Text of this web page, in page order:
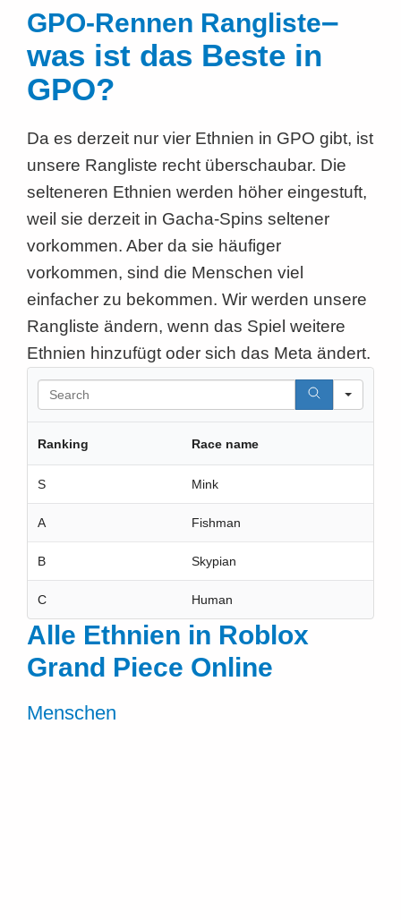
GPO-Rennen Rangliste–
was ist das Beste in
GPO?
Da es derzeit nur vier Ethnien in GPO gibt, ist
unsere Rangliste recht überschaubar. Die
selteneren Ethnien werden höher eingestuft,
weil sie derzeit in Gacha-Spins seltener
vorkommen. Aber da sie häufiger
vorkommen, sind die Menschen viel
einfacher zu bekommen. Wir werden unsere
Rangliste ändern, wenn das Spiel weitere
Ethnien hinzufügt oder sich das Meta ändert.
e
Ranking Race name
S Mink
A Fishman
B Skypian
C Human
Alle Ethnien in Roblox
Grand Piece Online
Menschen